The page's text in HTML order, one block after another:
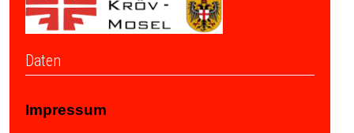
Daten
Impressum